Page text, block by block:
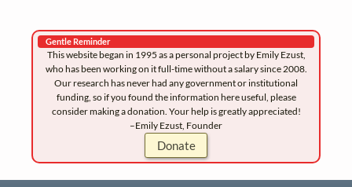
Gentle Reminder
This website began in 1995 as a personal project by Emily Ezust,
who has been working on it full-time without a salary since 2008.
Our research has never had any government or institutional
funding, so if you found the information here useful, please
consider making a donation. Your help is greatly appreciated!
–Emily Ezust, Founder
Donate